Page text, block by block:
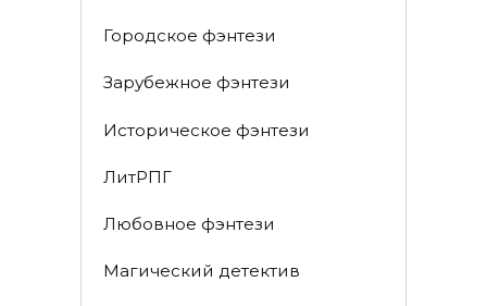
Городское фэнтези
Зарубежное фэнтези
Историческое фэнтези
ЛитРПГ
Любовное фэнтези
Магический детектив